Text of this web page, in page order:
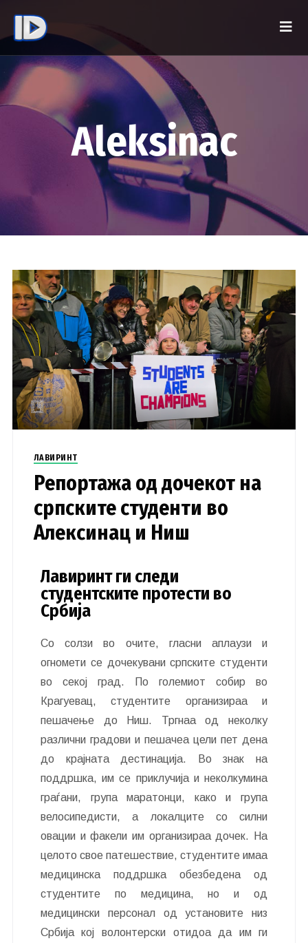
Aleksinac
ЛАВИРИНТ
Репортажа од дочекот на
српските студенти во
Алексинац и Ниш
Лавиринт ги следи
студентските протести во
Србија
Со солзи во очите, гласни аплаузи и
огномети се дочекувани српските студенти
во секој град. По големиот собир во
Крагуевац, студентите организираа и
пешачење до Ниш. Тргнаа од неколку
различни градови и пешачеа цели пет дена
до крајната дестинација. Во знак на
поддршка, им се приклучија и неколкумина
граѓани, група маратонци, како и група
велосипедисти, а локалците со силни
овации и факели им организираа дочек. На
целото свое патешествие, студентите имаа
медицинска поддршка обезбедена од
студентите по медицина, но и од
медицински персонал од установите низ
Србија кој волонтерски отидоа да им ги